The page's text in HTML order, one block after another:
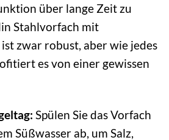
über lange Zeit zu
Stahlvorfach mit
zwar robust, aber wie jedes
es von einer gewissen
Spülen Sie das Vorfach
Süßwasser ab, um Salz,